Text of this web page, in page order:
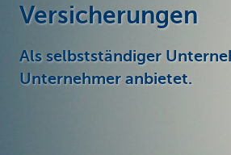
Versicherungen
Als selbstständiger
Unternehmer anbietet.